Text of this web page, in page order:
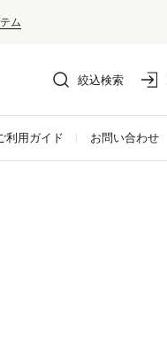
ム
絞込検索
利用ガイド お問い合わせ